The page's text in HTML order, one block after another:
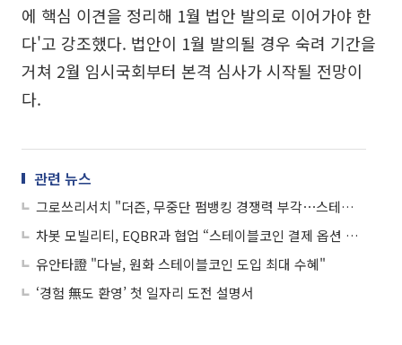
에 핵심 이견을 정리해 1월 법안 발의로 이어가야 한
다'고 강조했다. 법안이 1월 발의될 경우 숙려 기간을
거쳐 2월 임시국회부터 본격 심사가 시작될 전망이
다.
관련 뉴스
그로쓰리서치 "더즌, 무중단 펌뱅킹 경쟁력 부각⋯스테이블코인 수혜 기대"
차봇 모빌리티, EQBR과 협업 “스테이블코인 결제 옵션 도입”
유안타證 "다날, 원화 스테이블코인 도입 최대 수혜"
‘경험 無도 환영’ 첫 일자리 도전 설명서